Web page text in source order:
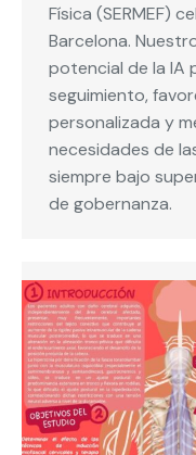
Física (SERMEF)
Barcelona.
potencial de la IA
seguimiento,
personalizada y
necesidades de
siempre bajo
de gobernanza.